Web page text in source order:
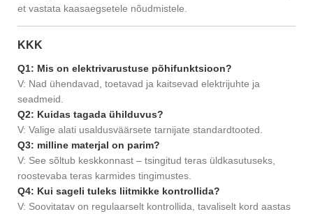
et vastata kaasaegsetele nõudmistele.
KKK
Q1: Mis on elektrivarustuse põhifunktsioon?
V: Nad ühendavad, toetavad ja kaitsevad elektrijuhte ja
seadmeid.
Q2: Kuidas tagada ühilduvus?
V: Valige alati usaldusväärsete tarnijate standardtooted.
Q3: milline materjal on parim?
V: See sõltub keskkonnast – tsingitud teras üldkasutuseks,
roostevaba teras karmides tingimustes.
Q4: Kui sageli tuleks liitmikke kontrollida?
V: Soovitatav on regulaarselt kontrollida, tavaliselt kord aastas